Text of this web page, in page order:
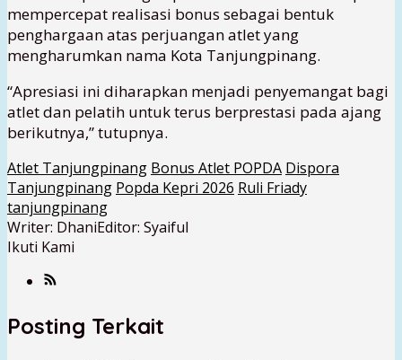
mempercepat realisasi bonus sebagai bentuk
penghargaan atas perjuangan atlet yang
mengharumkan nama Kota Tanjungpinang.
“Apresiasi ini diharapkan menjadi penyemangat bagi
atlet dan pelatih untuk terus berprestasi pada ajang
berikutnya,” tutupnya.
Atlet Tanjungpinang Bonus Atlet POPDA Dispora
Tanjungpinang Popda Kepri 2026 Ruli Friady
tanjungpinang
Writer: DhaniEditor: Syaiful
Ikuti Kami
Posting Terkait